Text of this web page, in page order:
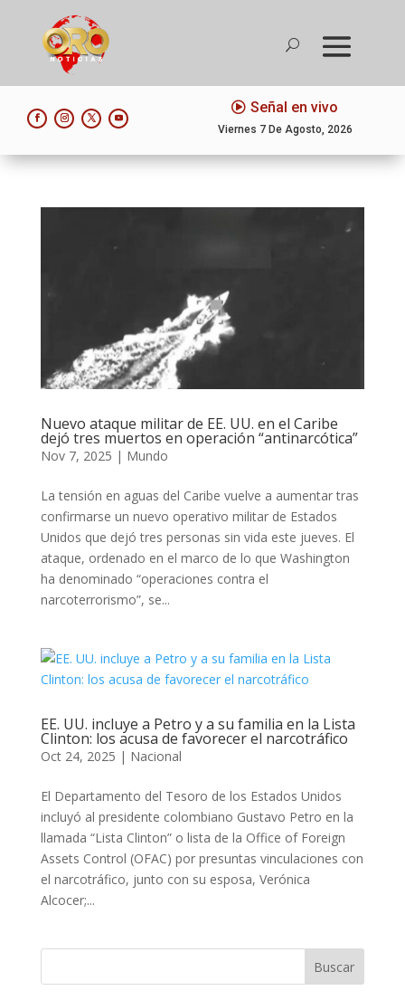
Señal en vivo
Viernes 7 De Agosto, 2026
Nuevo ataque militar de EE. UU. en el Caribe
dejó tres muertos en operación “antinarcótica”
Nov 7, 2025 | Mundo
La tensión en aguas del Caribe vuelve a aumentar tras
confirmarse un nuevo operativo militar de Estados
Unidos que dejó tres personas sin vida este jueves. El
ataque, ordenado en el marco de lo que Washington
ha denominado “operaciones contra el
narcoterrorismo”, se...
EE. UU. incluye a Petro y a su familia en la Lista
Clinton: los acusa de favorecer el narcotráfico
Oct 24, 2025 | Nacional
El Departamento del Tesoro de los Estados Unidos
incluyó al presidente colombiano Gustavo Petro en la
llamada “Lista Clinton” o lista de la Office of Foreign
Assets Control (OFAC) por presuntas vinculaciones con
el narcotráfico, junto con su esposa, Verónica
Alcocer;...
Buscar